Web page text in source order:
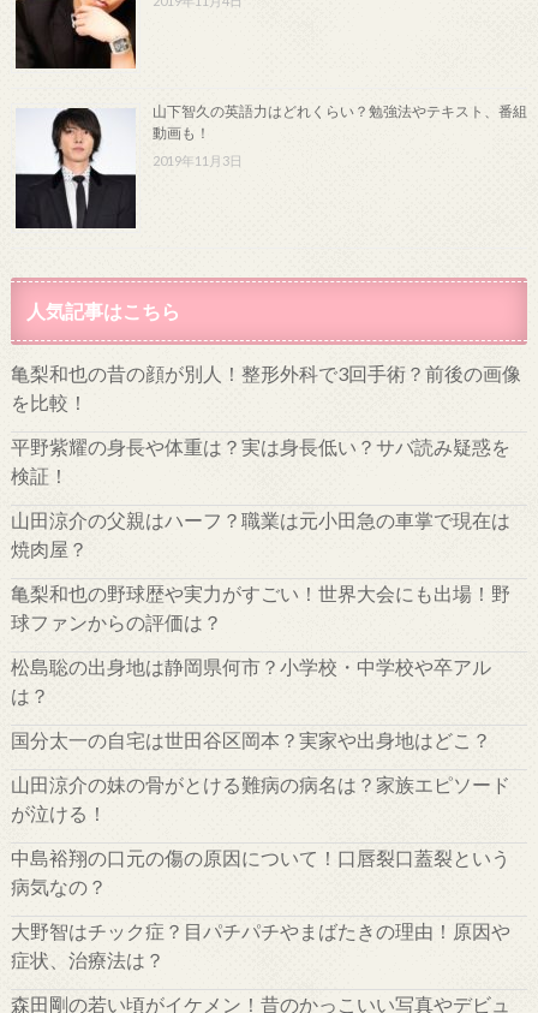
山下智久の英語力はどれくらい？勉強法やテキスト、番組
動画も！
2019年11月3日
人気記事はこちら
亀梨和也の昔の顔が別人！整形外科で3回手術？前後の画像
を比較！
平野紫耀の身長や体重は？実は身長低い？サバ読み疑惑を
検証！
山田涼介の父親はハーフ？職業は元小田急の車掌で現在は
焼肉屋？
亀梨和也の野球歴や実力がすごい！世界大会にも出場！野
球ファンからの評価は？
松島聡の出身地は静岡県何市？小学校・中学校や卒アル
は？
国分太一の自宅は世田谷区岡本？実家や出身地はどこ？
山田涼介の妹の骨がとける難病の病名は？家族エピソード
が泣ける！
中島裕翔の口元の傷の原因について！口唇裂口蓋裂という
病気なの？
大野智はチック症？目パチパチやまばたきの理由！原因や
症状、治療法は？
森田剛の若い頃がイケメン！昔のかっこいい写真やデビュ